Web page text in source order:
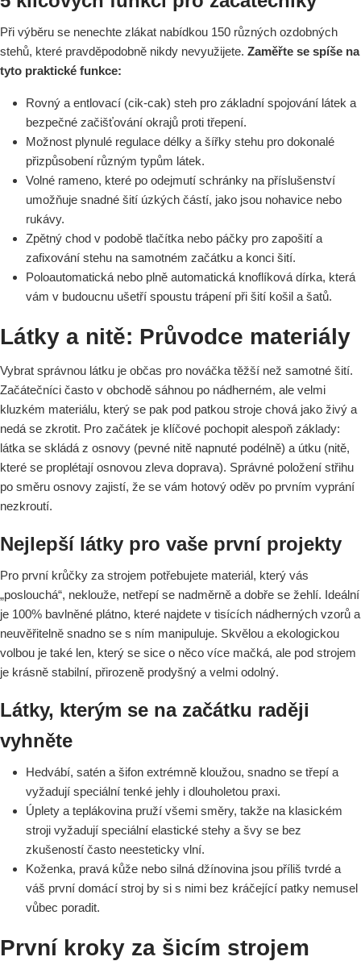
Při výběru se nenechte zlákat nabídkou 150 různých ozdobných
stehů, které pravděpodobně nikdy nevyužijete. Zaměřte se spíše na
tyto praktické funkce:
Rovný a entlovací (cik-cak) steh pro základní spojování látek a
bezpečné začišťování okrajů proti třepení.
Možnost plynulé regulace délky a šířky stehu pro dokonalé
přizpůsobení různým typům látek.
Volné rameno, které po odejmutí schránky na příslušenství
umožňuje snadné šití úzkých částí, jako jsou nohavice nebo
rukávy.
Zpětný chod v podobě tlačítka nebo páčky pro zapošití a
zafixování stehu na samotném začátku a konci šití.
Poloautomatická nebo plně automatická knoflíková dírka, která
vám v budoucnu ušetří spoustu trápení při šití košil a šatů.
Látky a nitě: Průvodce materiály
Vybrat správnou látku je občas pro nováčka těžší než samotné šití.
Začátečníci často v obchodě sáhnou po nádherném, ale velmi
kluzkém materiálu, který se pak pod patkou stroje chová jako živý a
nedá se zkrotit. Pro začátek je klíčové pochopit alespoň základy:
látka se skládá z osnovy (pevné nitě napnuté podélně) a útku (nitě,
které se proplétají osnovou zleva doprava). Správné položení střihu
po směru osnovy zajistí, že se vám hotový oděv po prvním vyprání
nezkroutí.
Nejlepší látky pro vaše první projekty
Pro první krůčky za strojem potřebujete materiál, který vás
„poslouchá“, neklouže, netřepí se nadměrně a dobře se žehlí. Ideální
je 100% bavlněné plátno, které najdete v tisících nádherných vzorů a
neuvěřitelně snadno se s ním manipuluje. Skvělou a ekologickou
volbou je také len, který se sice o něco více mačká, ale pod strojem
je krásně stabilní, přirozeně prodyšný a velmi odolný.
Látky, kterým se na začátku raději
vyhněte
Hedvábí, satén a šifon extrémně kloužou, snadno se třepí a
vyžadují speciální tenké jehly i dlouholetou praxi.
Úplety a teplákovina pruží všemi směry, takže na klasickém
stroji vyžadují speciální elastické stehy a švy se bez
zkušeností často neesteticky vlní.
Koženka, pravá kůže nebo silná džínovina jsou příliš tvrdé a
váš první domácí stroj by si s nimi bez kráčející patky nemusel
vůbec poradit.
První kroky za šicím strojem